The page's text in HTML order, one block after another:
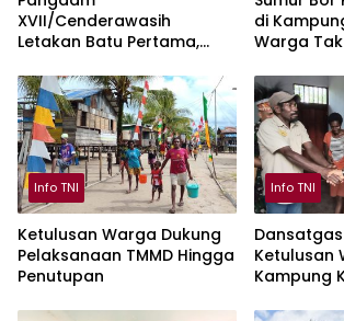
XVII/Cenderawasih
Letakan Batu Pertama,
Garuda Merah Putih di
Mimika
di
Warga
Info TNI
Ketulusan Warga Dukung
Pelaksanaan TMMD Hingga
Penutupan
Info TNI
Dansatgas
Ketulusan
Kampung